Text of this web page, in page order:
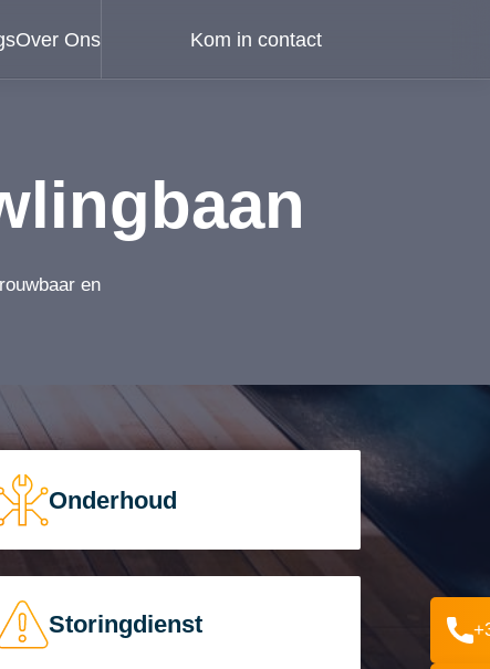
Over Ons Kom in contact
en
Onderhoud
Storingdienst